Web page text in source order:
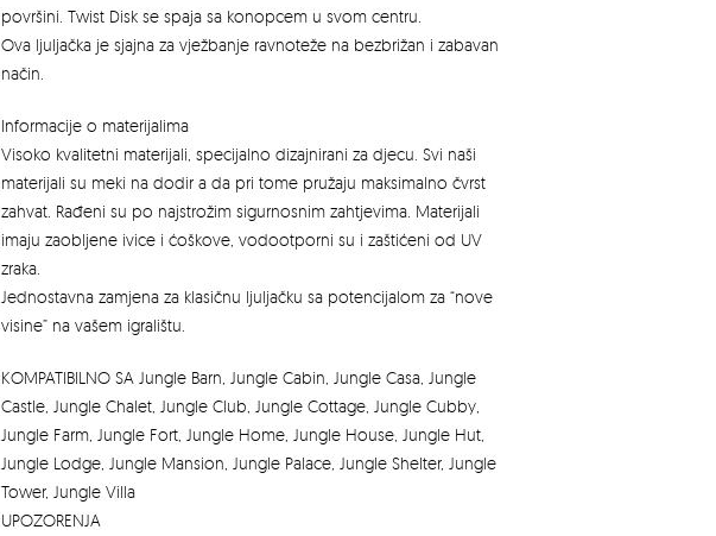
površini. Twist Disk se spaja sa konopcem u svom centru.
Ova ljuljačka je sjajna za vježbanje ravnoteže na bezbrižan i zabavan
način.
Informacije o materijalima
Visoko kvalitetni materijali, specijalno dizajnirani za djecu. Svi naši
materijali su meki na dodir a da pri tome pružaju maksimalno čvrst
zahvat. Rađeni su po najstrožim sigurnosnim zahtjevima. Materijali
imaju zaobljene ivice i ćoškove, vodootporni su i zaštićeni od UV
zraka.
Jednostavna zamjena za klasičnu ljuljačku sa potencijalom za “nove
visine” na vašem igralištu.
KOMPATIBILNO SA Jungle Barn, Jungle Cabin, Jungle Casa, Jungle
Castle, Jungle Chalet, Jungle Club, Jungle Cottage, Jungle Cubby,
Jungle Farm, Jungle Fort, Jungle Home, Jungle House, Jungle Hut,
Jungle Lodge, Jungle Mansion, Jungle Palace, Jungle Shelter, Jungle
Tower, Jungle Villa
UPOZORENJA